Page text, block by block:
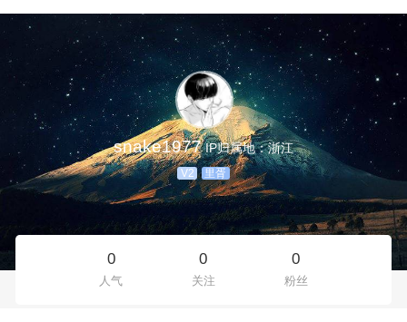
snake1977 IP归属地：浙江
V2 里胥
0
人气
0
关注
0
粉丝